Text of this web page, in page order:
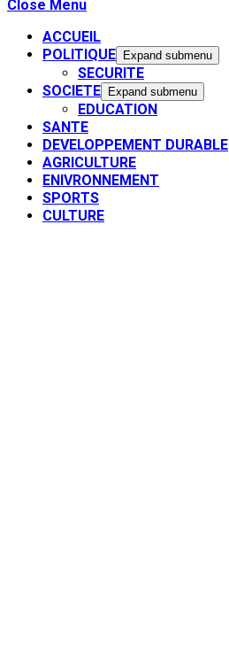
Close Menu
ACCUEIL
POLITIQUE
Expand submenu
SECURITE
SOCIETE
Expand submenu
EDUCATION
SANTE
DEVELOPPEMENT DURABLE
AGRICULTURE
ENIVRONNEMENT
SPORTS
CULTURE